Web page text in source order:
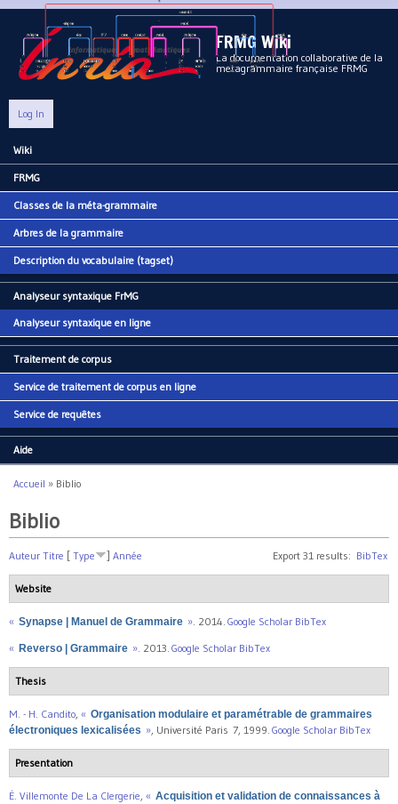
Aller au contenu principal
FRMG Wiki
La documentation collaborative de la
metagrammaire française FRMG
Log In
Main menu
Wiki
FRMG
Classes de la méta-grammaire
Arbres de la grammaire
Description du vocabulaire (tagset)
Analyseur syntaxique FrMG
Analyseur syntaxique en ligne
Traitement de corpus
Service de traitement de corpus en ligne
Service de requêtes
Aide
Vous êtes ici
Accueil » Biblio
Biblio
Export 31 results: BibTex
Auteur Titre [ Type ] Année
Website
« Synapse | Manuel de Grammaire ». 2014. Google Scholar BibTex
« Reverso | Grammaire ». 2013. Google Scholar BibTex
Thesis
M. - H. Candito, « Organisation modulaire et paramétrable de grammaires
électroniques lexicalisées », Université Paris 7, 1999. Google Scholar BibTex
Presentation
É. Villemonte De La Clergerie, « Acquisition et validation de connaissances à